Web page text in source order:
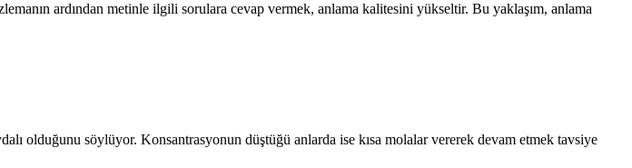
ardından metinle ilgili sorulara cevap vermek, anlama kalitesini yükseltir. Bu yaklaşım, anlama
olduğunu söylüyor. Konsantrasyonun düştüğü anlarda ise kısa molalar vererek devam etmek tavsiye